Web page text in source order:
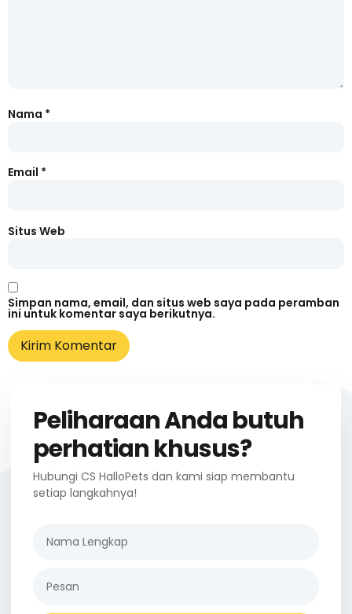
Nama *
Email *
Situs Web
Simpan nama, email, dan situs web saya pada peramban
ini untuk komentar saya berikutnya.
Peliharaan Anda butuh
perhatian khusus?
Hubungi CS HalloPets dan kami siap membantu
setiap langkahnya!